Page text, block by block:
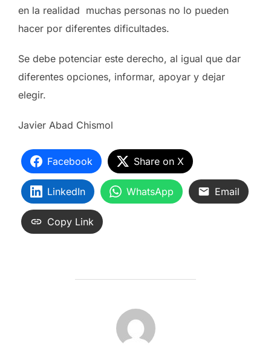
en la realidad muchas personas no lo pueden
hacer por diferentes dificultades.
Se debe potenciar este derecho, al igual que dar
diferentes opciones, informar, apoyar y dejar
elegir.
Javier Abad Chismol
Facebook Share on X
LinkedIn WhatsApp Email
Copy Link
AUTOR DE LA ENTRADA